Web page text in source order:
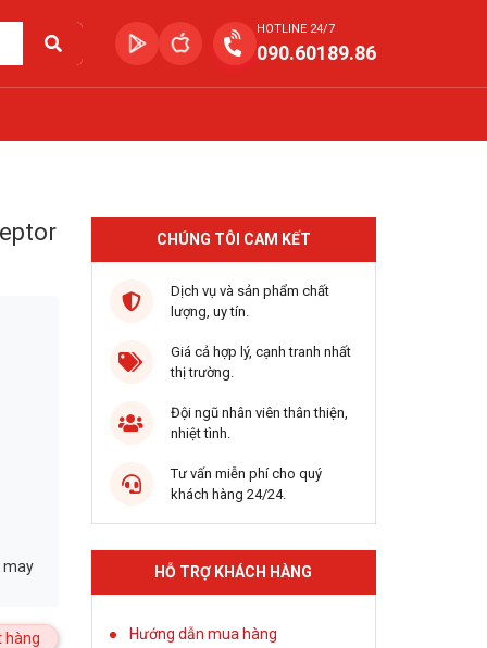
HOTLINE 24/7
090.60189.86
may
hàng
CHÚNG TÔI CAM KẾT
Dịch vụ và sản phẩm chất
lượng, uy tín.
Giá cả hợp lý, cạnh tranh nhất
thị trường.
Đội ngũ nhân viên thân thiện,
nhiệt tình.
Tư vấn miễn phí cho quý
khách hàng 24/24.
HỖ TRỢ KHÁCH HÀNG
Hướng dẫn mua hàng